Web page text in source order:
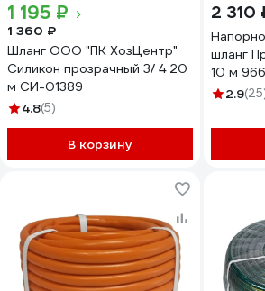
1 195 ₽
1 360 ₽
Шланг ООО "ПК ХозЦентр"
Силикон прозрачный 3/ 4 20
м СИ-01389
4.8(5)
В корзину
2 310
шланг
10 м
2.9